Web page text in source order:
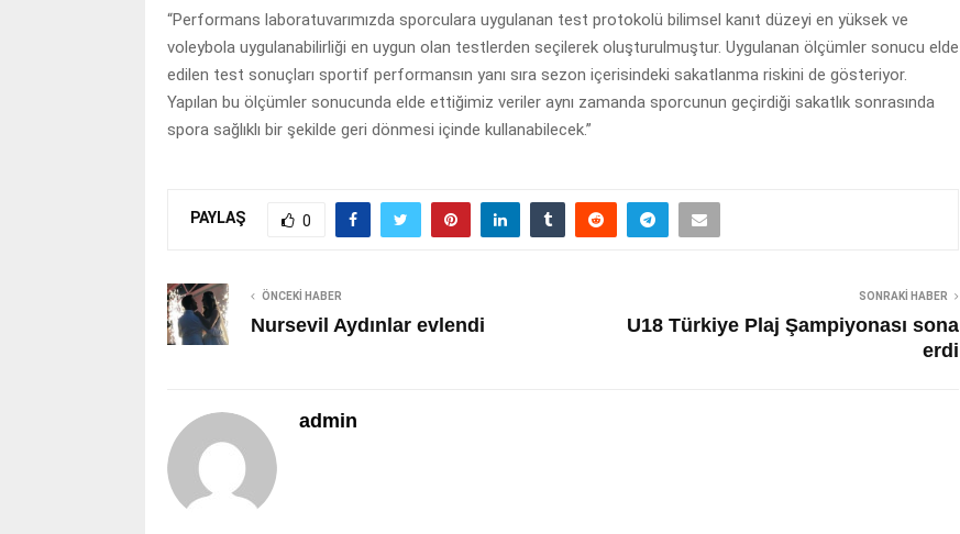
“Performans laboratuvarımızda sporculara uygulanan test protokolü bilimsel kanıt düzeyi en yüksek ve
voleybola uygulanabilirliği en uygun olan testlerden seçilerek oluşturulmuştur. Uygulanan ölçümler sonucu elde
edilen test sonuçları sportif performansın yanı sıra sezon içerisindeki sakatlanma riskini de gösteriyor.
Yapılan bu ölçümler sonucunda elde ettiğimiz veriler aynı zamanda sporcunun geçirdiği sakatlık sonrasında
spora sağlıklı bir şekilde geri dönmesi içinde kullanabilecek.”
PAYLAŞ 0
ÖNCEKI HABER
Nursevil Aydınlar evlendi
SONRAKI HABER
U18 Türkiye Plaj Şampiyonası sona
erdi
admin